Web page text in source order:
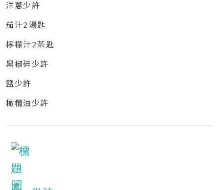
洋蔥少許
茄汁2湯匙
檸檬汁2茶匙
黑椒碎少許
鹽少許
橄欖油少許